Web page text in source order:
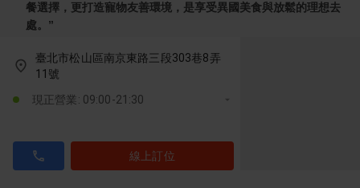
餐選擇，更打造寵物友善環境，是享受異國美食與放鬆的理想去
處。 ”
臺北市松山區南京東路三段303巷8弄
11號
現正營業: 09:00-21:30
線上訂位